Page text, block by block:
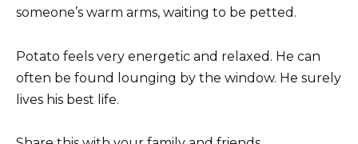
someone’s warm arms, waiting to be petted.
Potato feels very energetic and relaxed. He can
often be found lounging by the window. He surely
lives his best life.